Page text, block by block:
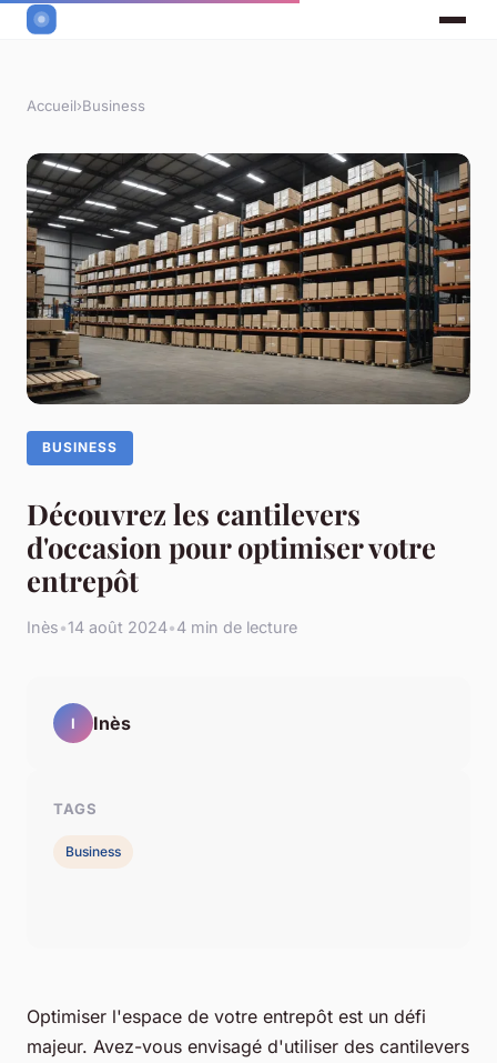
Accueil›Business
BUSINESS
Découvrez les cantilevers
d'occasion pour optimiser votre
entrepôt
Inès•14 août 2024•4 min de lecture
Optimiser l'espace de votre entrepôt est un défi
majeur. Avez-vous envisagé d'utiliser des cantilevers
I Inès
TAGS
Business